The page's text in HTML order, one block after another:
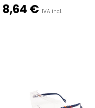
8,64 € IVA incl.